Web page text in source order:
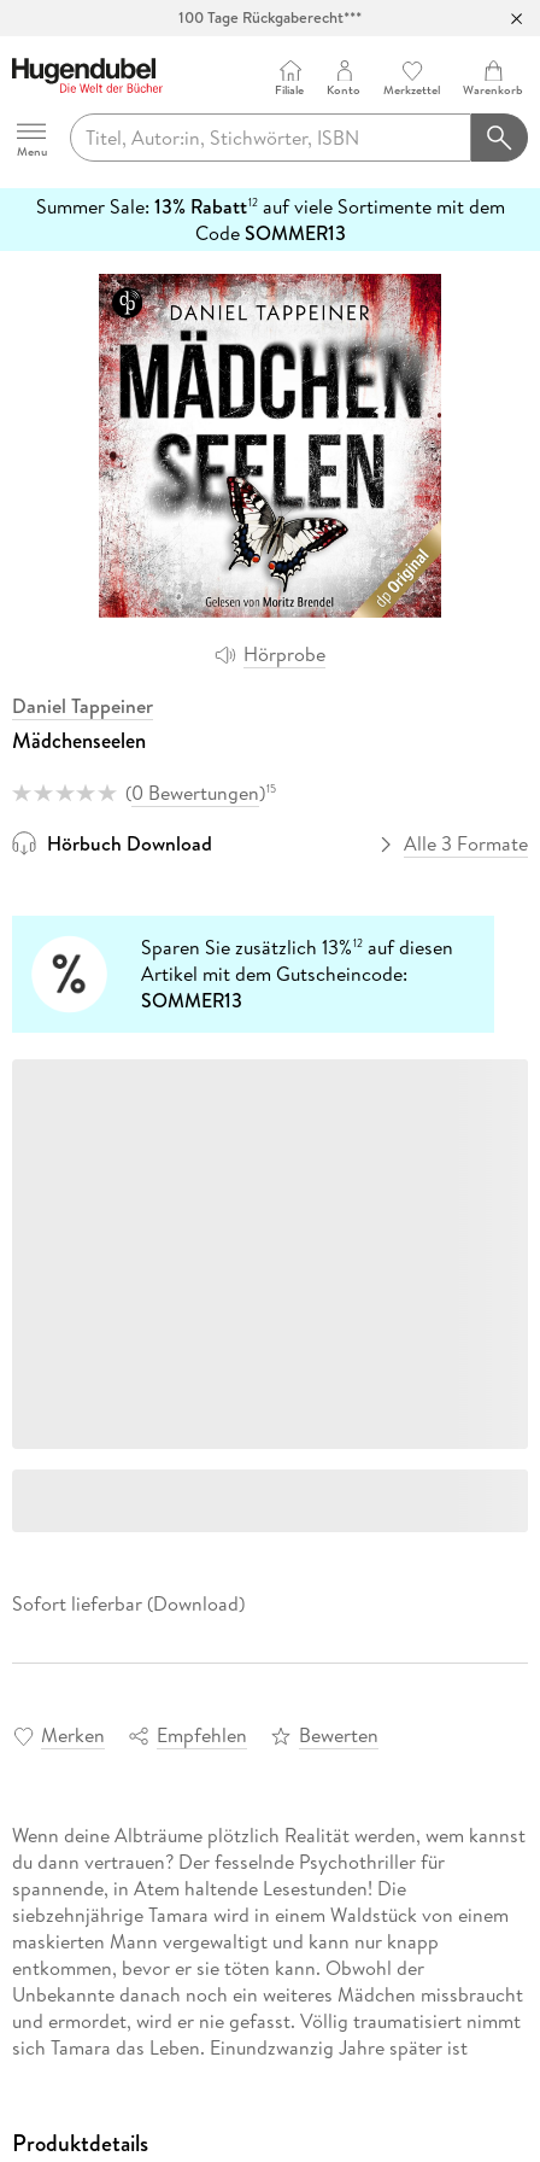
100 Tage Rückgaberecht***
Hugendubel
Menu
Filiale Konto Merkzettel Warenkorb
Summer Sale: 13% Rabatt12auf viele Sortimente mit dem
CodeSOMMER13
erfahren
Hörprobe
Daniel Tappeiner
Mädchenseelen
(0 Bewertungen)15
Hörbuch Download Alle 3 Formate
Sparen Sie zusätzlich 13%12 auf diesen
Artikel mit dem Gutscheincode:
SOMMER13
Sofort lieferbar (Download)
Merken Empfehlen Bewerten
Wenn deine Albträume plötzlich Realität werden, wem kannst
du dann vertrauen? Der fesselnde Psychothriller für
spannende, in Atem haltende Lesestunden! Die
siebzehnjährige Tamara wird in einem Waldstück von einem
maskierten Mann vergewaltigt und kann nur knapp
entkommen, bevor er sie töten kann. Obwohl der
Unbekannte danach noch ein weiteres Mädchen missbraucht
und ermordet, wird er nie gefasst. Völlig traumatisiert nimmt
sich Tamara das Leben. Einundzwanzig Jahre später ist
läuft es ihr eiskalt den Rücken runter: Es ist der Mörder von
damals. Und er ist hinter Lorena her. Zusammen mit einem
Produktdetails